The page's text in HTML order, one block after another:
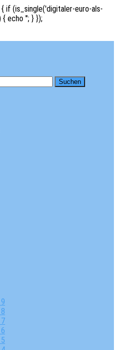
if (is_single('digitaler-euro-als-
{ echo ''; } });